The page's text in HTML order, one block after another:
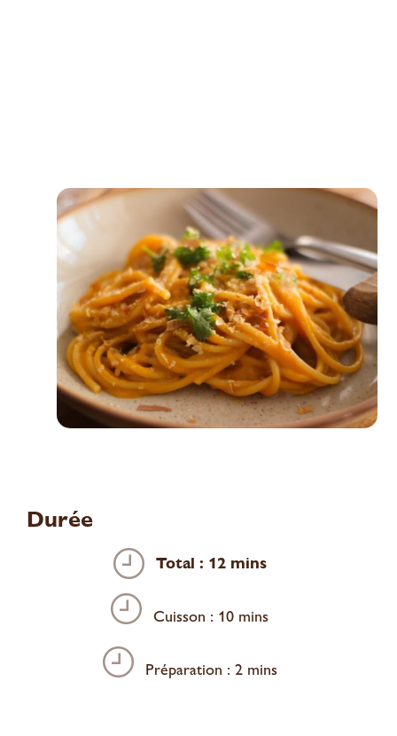
Durée
Total : 12 mins
Cuisson : 10 mins
Préparation : 2 mins